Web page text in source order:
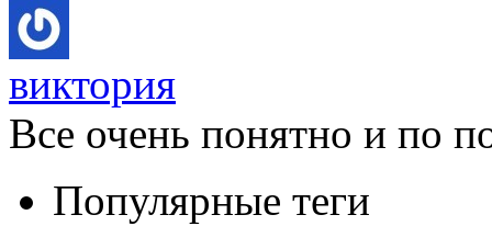
виктория
Все очень понятно и по
Популярные теги